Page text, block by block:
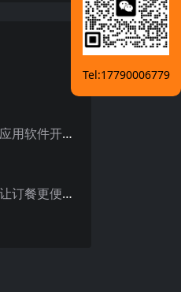
论需求分析对应用软件开发的重要性
外卖小程序：让订餐更便捷，吃货的福音
Tel:17790006779